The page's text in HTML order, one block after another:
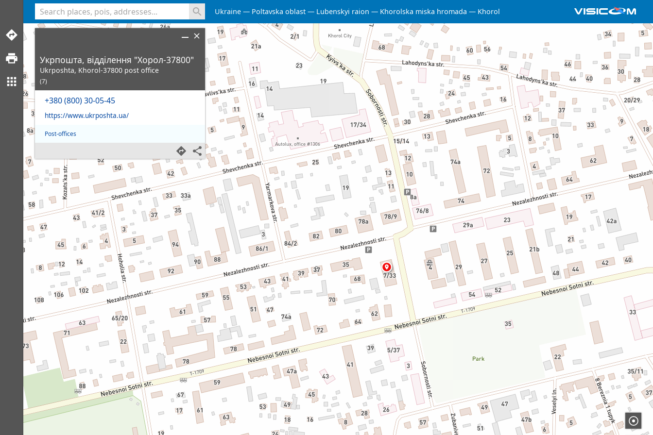
Ukraine Poltavska oblast Lubenskyi raion Khorolska miska hromada Khorol
Укрпошта, відділення "Хорол-37800"
Ukrposhta, Khorol-37800 post office
(7)
+380 (800) 30-05-45
https://www.ukrposhta.ua/
Post-offices
<% console.log(hcard) %>